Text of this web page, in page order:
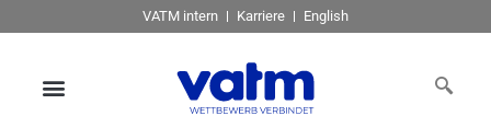
VATM intern Karriere English